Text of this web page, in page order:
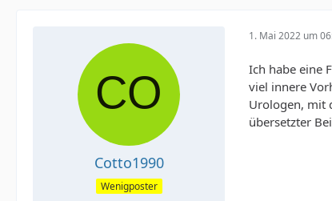
Cotto1990
Wenigposter
1. Mai 2022 um
Ich habe eine
viel innere
Urologen, mit
übersetzter